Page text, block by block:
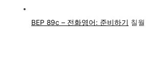
BEP 89c – 전화영어: 준비하기 칠